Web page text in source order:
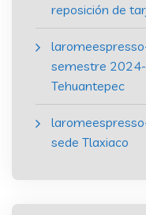
reposición de
semestre
Tehuantepec
sede Tlaxiaco